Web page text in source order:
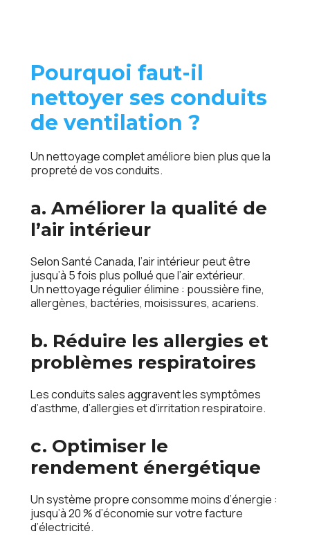
Pourquoi faut-il
nettoyer ses conduits
de ventilation ?
Un nettoyage complet améliore bien plus que la
propreté de vos conduits.
a. Améliorer la qualité de
l’air intérieur
Selon Santé Canada, l’air intérieur peut être
jusqu’à 5 fois plus pollué que l’air extérieur.
Un nettoyage régulier élimine : poussière fine,
allergènes, bactéries, moisissures, acariens.
b. Réduire les allergies et
problèmes respiratoires
Les conduits sales aggravent les symptômes
d’asthme, d’allergies et d’irritation respiratoire.
c. Optimiser le
rendement énergétique
Un système propre consomme moins d’énergie :
jusqu’à 20 % d’économie sur votre facture
d’électricité.